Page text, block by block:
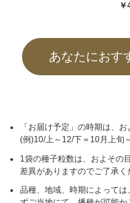
あなたにおす
「お届け予定」の時期は、
(例)10/上～12/下＝10月上
1袋の種子粒数は、およその
差異がありますのでご了承く
品種、地域、時期によって